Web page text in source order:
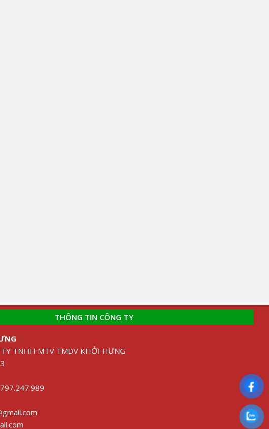
THÔNG TIN CÔNG TY
TNHH MTV TMDV KHỞI HƯNG